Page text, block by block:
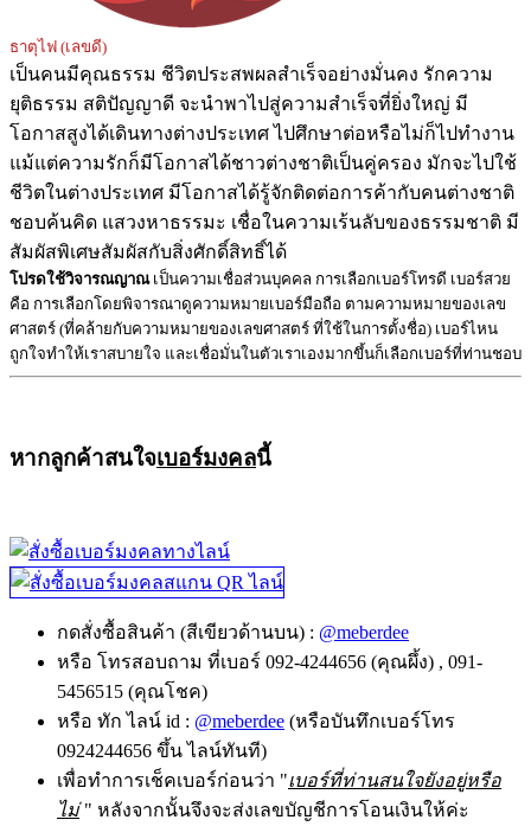
ธาตุไฟ (เลขดี)
เป็นคนมีคุณธรรม ชีวิตประสพผลสำเร็จอย่างมั่นคง รักความ
ยุติธรรม สติปัญญาดี จะนำพาไปสู่ความสำเร็จที่ยิ่งใหญ่ มี
โอกาสสูงได้เดินทางต่างประเทศ ไปศึกษาต่อหรือไม่ก็ไปทำงาน
แม้แต่ความรักก็มีโอกาสได้ชาวต่างชาติเป็นคู่ครอง มักจะไปใช้
ชีวิตในต่างประเทศ มีโอกาสได้รู้จักติดต่อการค้ากับคนต่างชาติ
ชอบค้นคิด แสวงหาธรรมะ เชื่อในความเร้นลับของธรรมชาติ มี
สัมผัสพิเศษสัมผัสกับสิ่งศักดิ์สิทธิ์ได้
โปรดใช้วิจารณญาณเป็นความเชื่อส่วนบุคคล การเลือกเบอร์โทรดี เบอร์สวย
คือ การเลือกโดยพิจารณาดูความหมายเบอร์มือถือ ตามความหมายของเลข
ศาสตร์ (ที่คล้ายกับความหมายของเลขศาสตร์ ที่ใช้ในการตั้งชื่อ) เบอร์ไหน
ถูกใจทำให้เราสบายใจ และเชื่อมั่นในตัวเราเองมากขึ้นก็เลือกเบอร์ที่ท่านชอบ
หากลูกค้าสนใจเบอร์มงคลนี้
กดสั่งซื้อสินค้า (สีเขียวด้านบน) : @meberdee
หรือ โทรสอบถาม ที่เบอร์ 092-4244656 (คุณผึ้ง) , 091-
5456515 (คุณโชค)
หรือ ทัก ไลน์ id : @meberdee (หรือบันทึกเบอร์โทร
0924244656 ขึ้น ไลน์ทันที)
เพื่อทำการเช็คเบอร์ก่อนว่า "เบอร์ที่ท่านสนใจยังอยู่หรือ
ไม่" หลังจากนั้นจึงจะส่งเลขบัญชีการโอนเงินให้ค่ะ